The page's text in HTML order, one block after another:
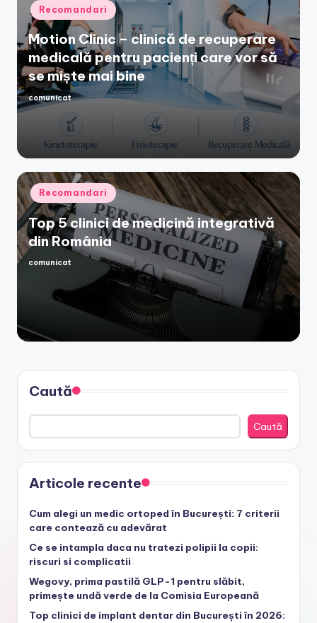
Posted
in
Recomandari
Motion Clinic – clinică de recuperare
medicală pentru pacienți care vor să
se miște mai bine
Posted
by
comunicat
Posted
in
Recomandari
Top 5 clinici de medicină integrativă
din România
Posted
comunicat
Caută
Caută
Articole recente
Cum alegi un medic ortoped în București: 7 criterii
care contează cu adevărat
Ce se intampla daca nu tratezi polipii la copii:
riscuri si complicatii
Wegovy, prima pastilă GLP-1 pentru slăbit,
primește undă verde de la Comisia Europeană
Top clinici de implant dentar din București în 2026: